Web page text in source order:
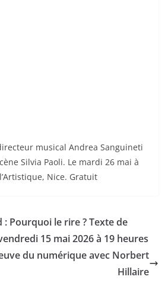
musical Andrea Sanguineti
Silvia Paoli. Le mardi 26 mai à
Nice. Gratuit
Pourquoi le rire ? Texte de
15 mai 2026 à 19 heures
du numérique avec Norbert
Hillaire